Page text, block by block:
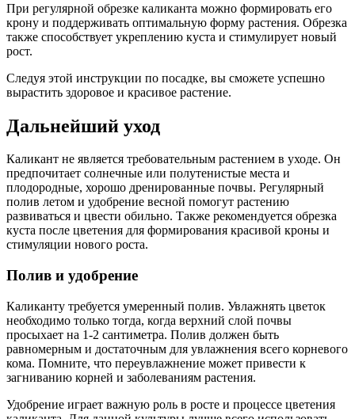
При регулярной обрезке каликанта можно формировать его
крону и поддерживать оптимальную форму растения. Обрезка
также способствует укреплению куста и стимулирует новый
рост.
Следуя этой инструкции по посадке, вы сможете успешно
вырастить здоровое и красивое растение.
Дальнейший уход
Каликант не является требовательным растением в уходе. Он
предпочитает солнечные или полутенистые места и
плодородные, хорошо дренированные почвы. Регулярный
полив летом и удобрение весной помогут растению
развиваться и цвести обильно. Также рекомендуется обрезка
куста после цветения для формирования красивой кроны и
стимуляции нового роста.
Полив и удобрение
Каликанту требуется умеренный полив. Увлажнять цветок
необходимо только тогда, когда верхний слой почвы
просыхает на 1-2 сантиметра. Полив должен быть
равномерным и достаточным для увлажнения всего корневого
кома. Помните, что переувлажнение может привести к
загниванию корней и заболеваниям растения.
Удобрение играет важную роль в росте и процессе цветения